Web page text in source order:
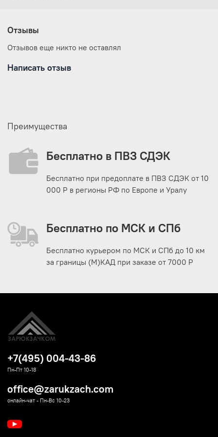
*
производитель на свое усмотрение и
внешний вид, упаковку, страну
Отзывы
Отзывов еще никто не оставлял
Написать отзыв
Преимущества
Бесплатно в ПВЗ СДЭК
Бесплатно при предоплате в ПВЗ СДЭК от 10
000 Р в регионы РФ по Европе и Уралу
Бесплатно по МСК и СПб
Бесплатно курьером по МСК и СПб до 10 км
за границы (М)КАД при заказе от 7000 Р
+7(495) 004-43-86
Пн-Пт 10-18
office@zarukzach.com
онлайн-чат - Пн-Вс 10-23